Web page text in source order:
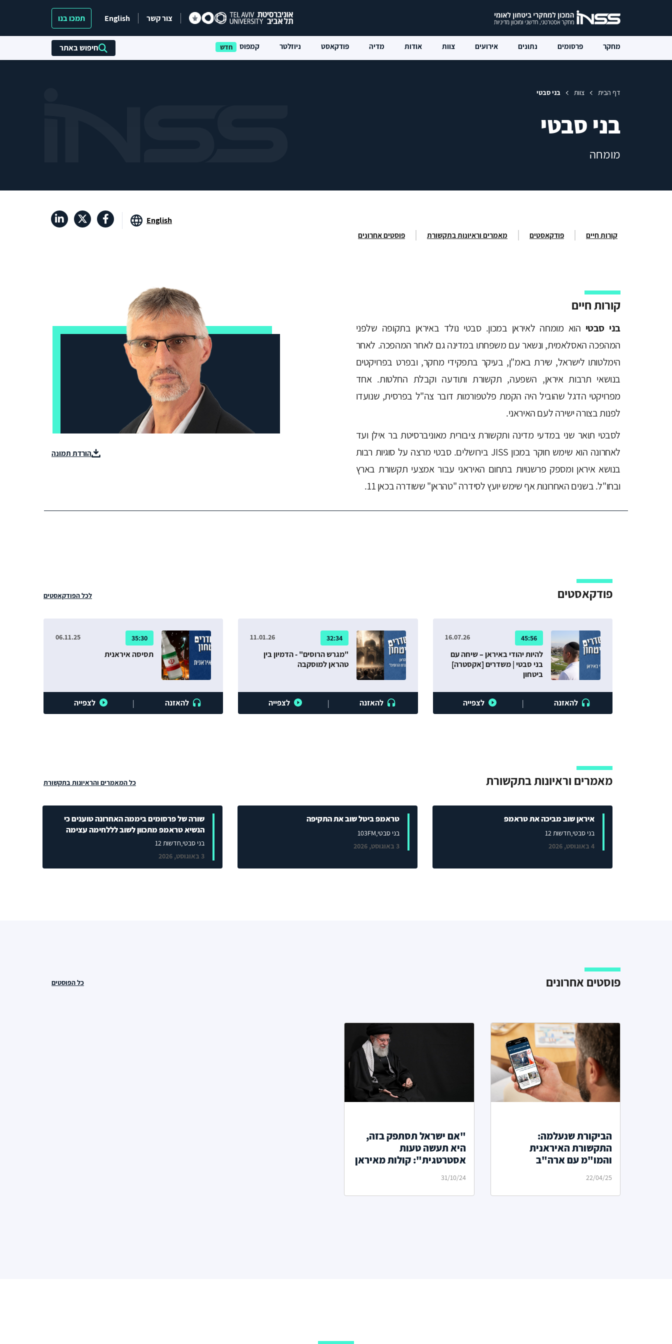
צור קשר English תמכו בנו
מחקר פרסומים נתונים אירועים צוות אודות מדיה פודקאסט ניוזלטר קמפוס חיפוש באתר
דף הבית צוות בני סבטי
בני סבטי
מומחה
English
קורות חיים פודקאסטים מאמרים וראיונות בתקשורת פוסטים אחרונים
קורות חיים
בני סבטי הוא מומחה לאיראן במכון. סבטי נולד באיראן בתקופה שלפני
המהפכה האסלאמית, ונשאר עם משפחתו במדינה גם לאחר המהפכה. לאחר
הימלטותו לישראל, שירת באמ"ן, בעיקר בתפקידי מחקר, ובפרט בפרויקטים
בנושאי תרבות איראן, השפעה, תקשורת ותודעה וקבלת החלטות. אחד
מפרויקטי הדגל שהוביל היה הקמת פלטפורמות דובר צה"ל בפרסית, שנועדו
לפנות בצורה ישירה לעם האיראני.
לסבטי תואר שני במדעי מדינה ותקשורת ציבורית מאוניברסיטת בר אילן ועד
לאחרונה הוא שימש חוקר במכון JISS בירושלים. סבטי מרצה על סוגיות רבות
בנושא איראן ומספק פרשנויות בתחום האיראני עבור אמצעי תקשורת בארץ
ובחו"ל. בשנים האחרונות אף שימש יועץ לסידרה "טהראן" ששודרה בכאן 11.
הורדת תמונה
פודקאסטים לכל הפודקאסטים
45:56
16.07.26
להיות יהודי באיראן – שיחה עם
בני סבטי | משדרים [אקסטרה]
ביטחון
להאזנה | לצפייה
32:34
11.01.26
"מגרש הרוסים" - הדמיון בין
טהראן למוסקבה
להאזנה | לצפייה
35:30
06.11.25
תסיסה איראנית
להאזנה | לצפייה
מאמרים וראיונות בתקשורת כל המאמרים והראיונות בתקשורת
איראן שוב מביכה את טראמפ
בני סבטי,חדשות 12
4 באוגוסט, 2026
טראמפ ביטל שוב את התקיפה
בני סבטי,103FM
3 באוגוסט, 2026
שורה של פרסומים ביממה האחרונה טוענים כי
הנשיא טראמפ מתכוון לשוב לללחימה עצימה
בני סבטי,חדשות 12
3 באוגוסט, 2026
פוסטים אחרונים כל הפוסטים
הביקורת שנעלמה:
התקשורת האיראנית
והמו"מ עם ארה"ב
22/04/25
"אם ישראל תסתפק בזה,
היא תעשה טעות
אסטרטגית": קולות מאיראן
על התקיפה הישראלית
31/10/24